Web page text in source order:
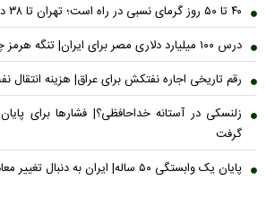
۴۰ تا ۵۰ روز گرمای نسبی در راه است؛ تهران تا ۳۸ درجه گرم می‌شود
درس ۱۰۰ میلیارد دلاری مصر برای ایران| تنگه هرمز چه فرصتی دارد؟
رقم تاریخی اجاره نفتکش برای عراق| هزینه انتقال
زلنسکی در آستانه خداحافظی؟| فشارها برای
گرفت
پایان یک وابستگی ۵۰ ساله| ایران به دنبال تغییر معادله دلارهای نفتی